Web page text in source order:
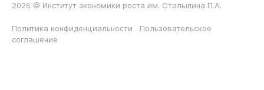
2026 © Институт экономики роста им. Столыпина П.А.
Политика конфиденциальности
Пользовательское
соглашение